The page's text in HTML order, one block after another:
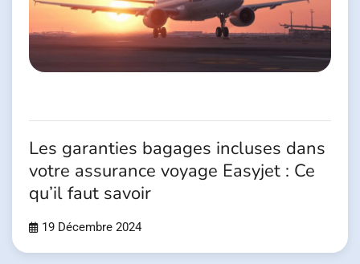
Les garanties bagages incluses dans
votre assurance voyage Easyjet : Ce
qu’il faut savoir
19 Décembre 2024